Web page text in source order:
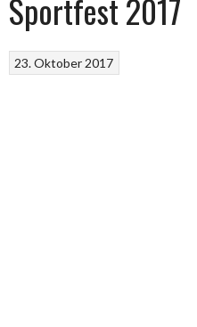
Sportfest 2017
23. Oktober 2017